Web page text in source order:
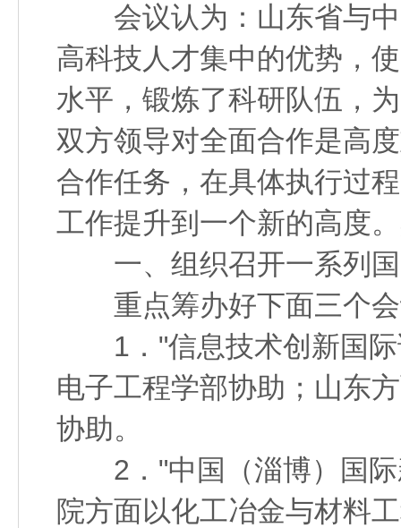
会议认为：山东省与中
高科技人才集中的优势，
水平，锻炼了科研队伍，
双方领导对全面合作是高
合作任务，在具体执行过
工作提升到一个新的高度
一、组织召开一系列国
重点筹办好下面三个会
1．"信息技术创新国际
电子工程学部协助；山东
协助。
2．"中国（淄博）国际
院方面以化工冶金与材料